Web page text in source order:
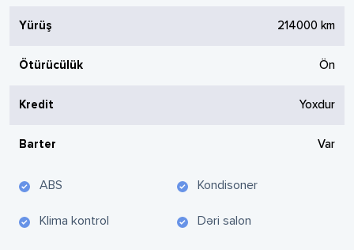
Yürüş 214000 km
Ötürücülük Ön
Kredit Yoxdur
Barter Var
ABS Kondisoner
Klima kontrol Dəri salon